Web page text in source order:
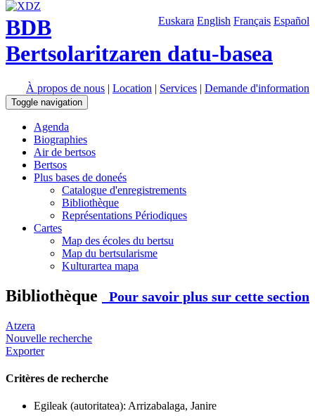
Euskara English Français Español
BDB
Bertsolaritzaren datu-basea
À propos de nous | Location | Services | Demande d'information
Toggle navigation
Agenda
Biographies
Air de bertsos
Bertsos
Plus bases de doneés
Catalogue d'enregistrements
Bibliothèque
Représentations Périodiques
Cartes
Map des écoles du bertsu
Map du bertsularisme
Kulturartea mapa
Bibliothèque Pour savoir plus sur cette section
Atzera
Nouvelle recherche
Exporter
Critères de recherche
Egileak (autoritatea): Arrizabalaga, Janire